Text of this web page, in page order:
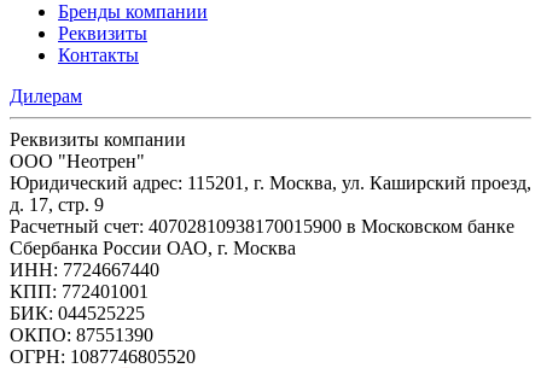
Бренды компании
Реквизиты
Контакты
Дилерам
Реквизиты компании
ООО "Неотрен"
Юридический адрес: 115201, г. Москва, ул. Каширский проезд,
д. 17, стр. 9
Расчетный счет: 40702810938170015900 в Московском банке
Сбербанка России ОАО, г. Москва
ИНН: 7724667440
КПП: 772401001
БИК: 044525225
ОКПО: 87551390
ОГРН: 1087746805520